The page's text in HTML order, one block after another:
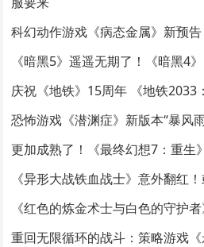
科幻动作游戏《病态金属》新预
《暗黑5》遥遥无期了！《暗黑4
庆祝《地铁》15周年 《地铁2033
恐怖游戏《潜渊症》新版本“暴风
更加成熟了！《最终幻想7：重生
《异形大战铁血战士》意外翻红
《红色的炼金术士与白色的守护
重回无限循环的战斗：策略游戏